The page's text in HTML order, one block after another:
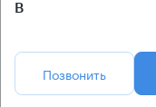
B
Позвонить